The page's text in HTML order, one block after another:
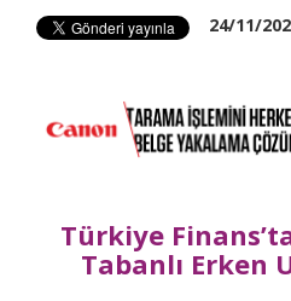
24/11/
Türkiye
Tabanlı Erken